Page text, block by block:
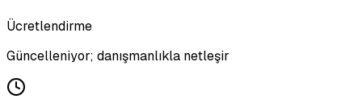
Ücretlendirme
Güncelleniyor; danışmanlıkla netleşir